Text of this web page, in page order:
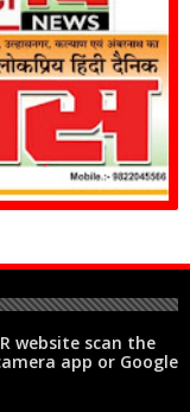
website scan the
app or Google
tap the web link